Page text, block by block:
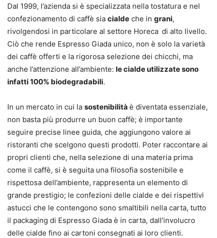
Dal 1999, l’azienda si è specializzata nella tostatura e nel
confezionamento di caffè sia cialde che in grani,
rivolgendosi in particolare al settore Horeca di alto livello.
Ciò che rende Espresso Giada unico, non è solo la varietà
dei caffè offerti e la rigorosa selezione dei chicchi, ma
anche l’attenzione all’ambiente: le cialde utilizzate sono
infatti 100% biodegradabili.
In un mercato in cui la sostenibilità è diventata essenziale,
non basta più produrre un buon caffè; è importante
seguire precise linee guida, che aggiungono valore ai
ristoranti che scelgono questi prodotti. Poter raccontare ai
propri clienti che, nella selezione di una materia prima
come il caffè, si è seguita una filosofia sostenibile e
rispettosa dell’ambiente, rappresenta un elemento di
grande prestigio; le confezioni delle cialde e dei rispettivi
astucci che le contengono sono smaltibili nella carta, tutto
il packaging di Espresso Giada è in carta, dall’involucro
delle cialde fino ai cartoni consegnati ai loro clienti.